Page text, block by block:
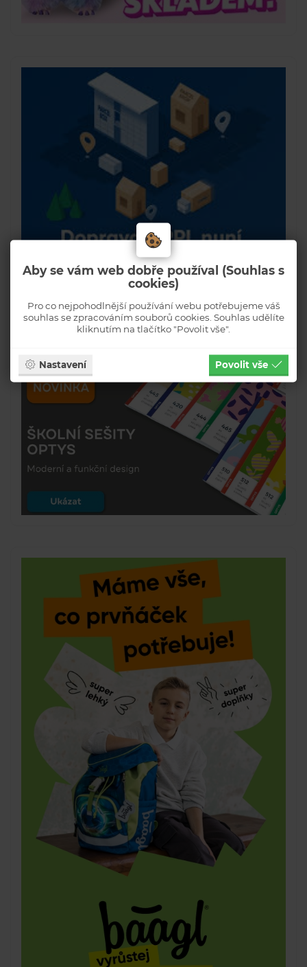
Aby se vám web dobře používal (Souhlas s
cookies)
Pro co nejpohodlnější používání webu potřebujeme váš
souhlas se zpracováním souborů cookies. Souhlas udělíte
kliknutím na tlačítko "Povolit vše".
Nastavení Povolit vše